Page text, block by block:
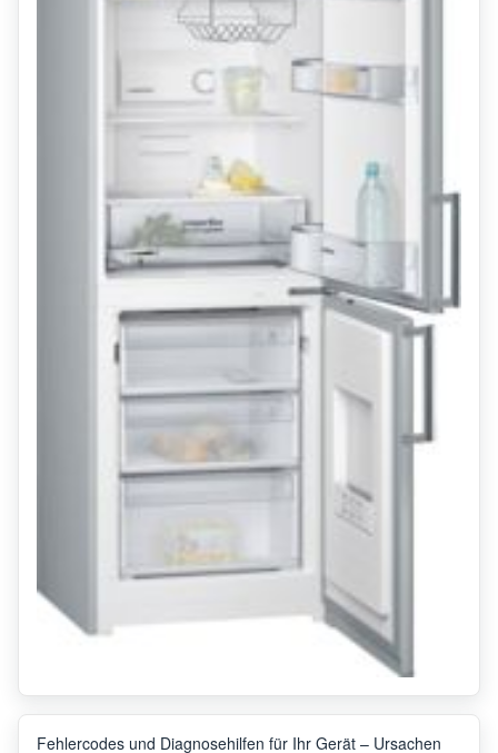
Fehlercodes und Diagnosehilfen für Ihr Gerät – Ursachen